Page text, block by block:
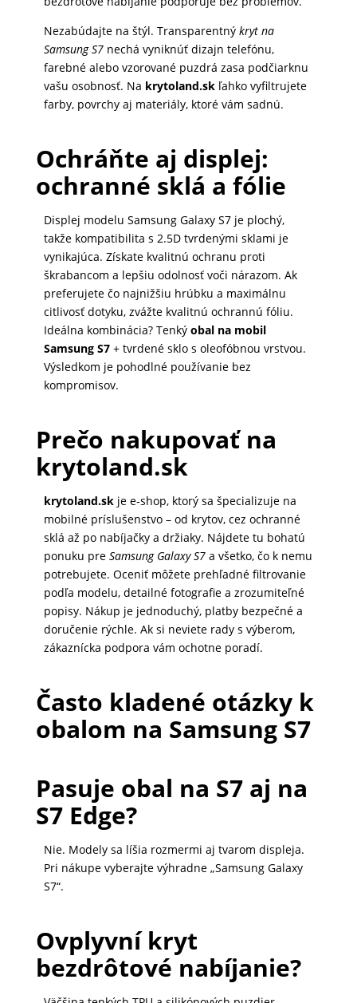
Nezabúdajte na štýl. Transparentný kryt na
Samsung S7nechá vyniknúť dizajn telefónu,
farebné alebo vzorované puzdrá zasa podčiarknu
vašu osobnosť. Na krytoland.skľahko vyfiltrujete
farby, povrchy aj materiály, ktoré vám sadnú.
Ochráňte aj displej:
ochranné sklá a fólie
Displej modelu Samsung Galaxy S7 je plochý,
takže kompatibilita s 2.5D tvrdenými sklami je
vynikajúca. Získate kvalitnú ochranu proti
škrabancom a lepšiu odolnosť voči nárazom. Ak
preferujete čo najnižšiu hrúbku a maximálnu
citlivosť dotyku, zvážte kvalitnú ochrannú fóliu.
Ideálna kombinácia? Tenký obal na mobil
Samsung S7+ tvrdené sklo s oleofóbnou vrstvou.
Výsledkom je pohodlné používanie bez
kompromisov.
Prečo nakupovať na
krytoland.sk
krytoland.skje e‑shop, ktorý sa špecializuje na
mobilné príslušenstvo – od krytov, cez ochranné
sklá až po nabíjačky a držiaky. Nájdete tu bohatú
ponuku pre Samsung Galaxy S7a všetko, čo k nemu
potrebujete. Oceniť môžete prehľadné filtrovanie
podľa modelu, detailné fotografie a zrozumiteľné
popisy. Nákup je jednoduchý, platby bezpečné a
doručenie rýchle. Ak si neviete rady s výberom,
zákaznícka podpora vám ochotne poradí.
Často kladené otázky k
obalom na Samsung S7
Pasuje obal na S7 aj na
S7 Edge?
Nie. Modely sa líšia rozmermi aj tvarom displeja.
Pri nákupe vyberajte výhradne „Samsung Galaxy
S7“.
Ovplyvní kryt
bezdrôtové nabíjanie?